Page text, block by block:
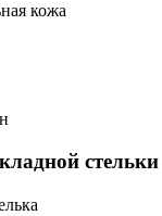
кожа
стельки